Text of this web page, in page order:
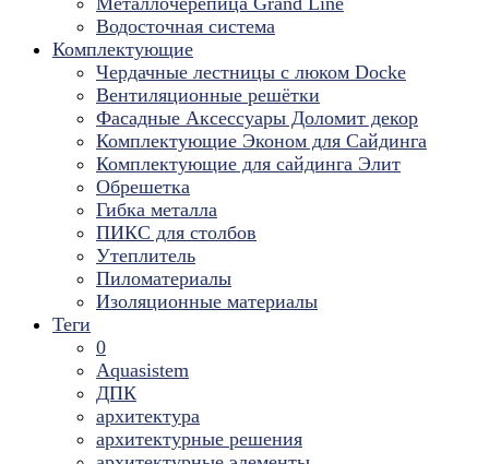
Водосточная система
Комплектующие
Чердачные лестницы с люком Docke
Вентиляционные решётки
Фасадные Аксессуары Доломит декор
Комплектующие Эконом для Сайдинга
Комплектующие для cайдинга Элит
Обрешетка
Гибка металла
ПИКС для столбов
Утеплитель
Пиломатериалы
Изоляционные материалы
Теги
0
Aquasistem
ДПК
архитектура
архитектурные решения